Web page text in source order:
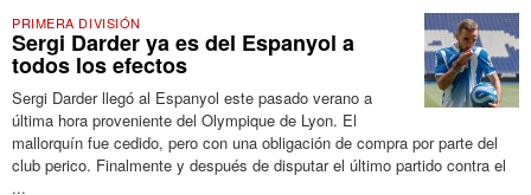
PRIMERA DIVISIÓN
Sergi Darder ya es del Espanyol a
todos los efectos
Sergi Darder llegó al Espanyol este pasado verano a
última hora proveniente del Olympique de Lyon. El
mallorquín fue cedido, pero con una obligación de compra por parte del
club perico. Finalmente y después de disputar el último partido contra el
...